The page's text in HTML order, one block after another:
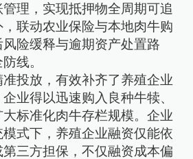
理，实现抵押物全周期可追
联动农业保险与本地肉牛购
险缓释与逾期资产处置路
线。
投放，有效补齐了养殖企业
业得以迅速购入良种牛犊、
标准化肉牛存栏规模。企业
式下，养殖企业融资仅能依
三方担保，不仅融资成本偏